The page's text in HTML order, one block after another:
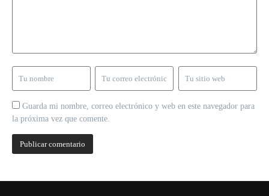
Guarda mi nombre, correo electrónico y web en este navegador para
la próxima vez que comente.